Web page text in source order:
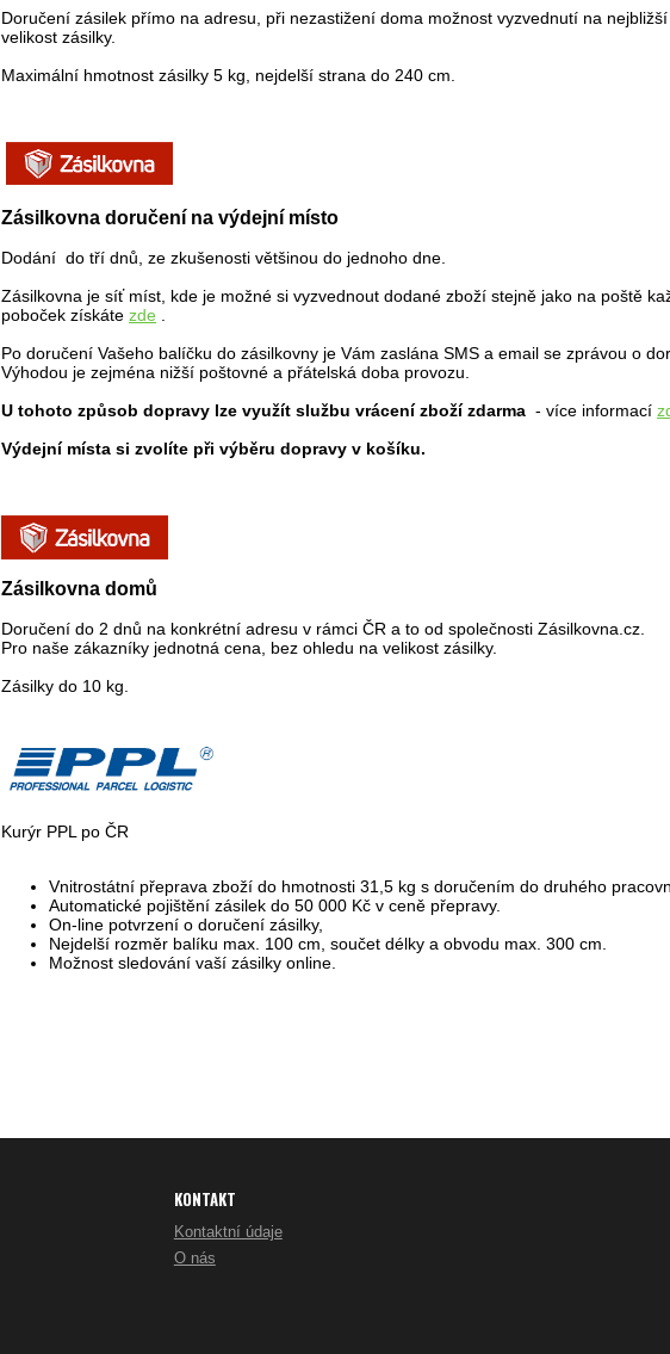
Doručení zásilek přímo na adresu, při nezastižení doma možnost vyzvednutí na
velikost zásilky.
Maximální hmotnost zásilky 5 kg, nejdelší strana do 240 cm.
Zásilkovna doručení na výdejní místo
Dodání do tří dnů, ze zkušenosti většinou do jednoho dne.
Zásilkovna je síť míst, kde je možné si vyzvednout dodané zboží stejně jako na poště
poboček získátezde .
Po doručení Vašeho balíčku do zásilkovny je Vám zaslána SMS a email se zprávou o
Výhodou je zejména nižší poštovné a přátelská doba provozu.
U tohoto způsob dopravy lze využít službu vrácení zboží zdarma - více informací
Výdejní místa si zvolíte při výběru dopravy v košíku.
Zásilkovna domů
Doručení do 2 dnů na konkrétní adresu v rámci ČR a to od společnosti Zásilkovna.cz.
Pro naše zákazníky jednotná cena, bez ohledu na velikost zásilky.
Zásilky do 10 kg.
Kurýr PPL po ČR
Vnitrostátní přeprava zboží do hmotnosti 31,5 kg s doručením do druhého
Automatické pojištění zásilek do 50 000 Kč v ceně přepravy.
On-line potvrzení o doručení zásilky,
Nejdelší rozměr balíku max. 100 cm, součet délky a obvodu max. 300 cm.
Možnost sledování vaší zásilky online.
KONTAKT
Kontaktní údaje
O nás